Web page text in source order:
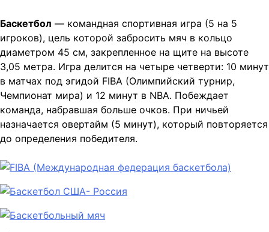
Баскетбол — командная спортивная игра (5 на 5
игроков), цель которой забросить мяч в кольцо
диаметром 45 см, закрепленное на щите на высоте
3,05 метра. Игра делится на четыре четверти: 10 минут
в матчах под эгидой FIBA (Олимпийский турнир,
Чемпионат мира) и 12 минут в NBA. Побеждает
команда, набравшая больше очков. При ничьей
назначается овертайм (5 минут), который повторяется
до определения победителя.